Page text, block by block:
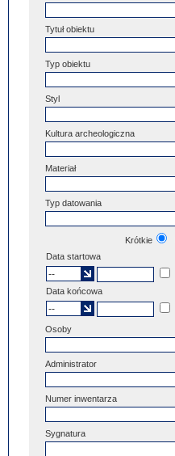
Tytuł obiektu
Typ obiektu
Styl
Kultura archeologiczna
Materiał
Typ datowania
Krótkie
Data startowa
Data końcowa
Osoby
Administrator
Numer inwentarza
Sygnatura